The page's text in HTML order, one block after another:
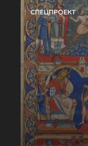
СПЕЦПРОЕКТ